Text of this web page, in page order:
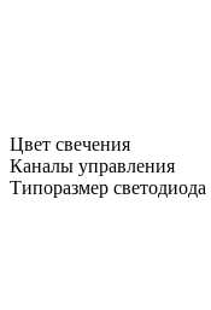
Цвет свечения
Каналы управления
Типоразмер светодиода